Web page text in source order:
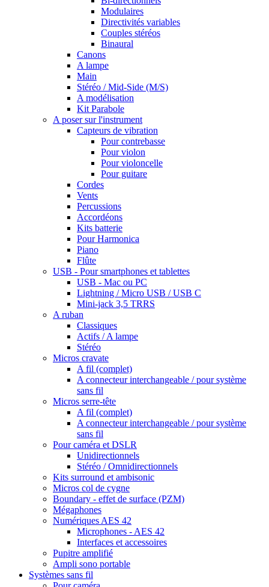
Modulaires
Directivités variables
Couples stéréos
Binaural
Canons
A lampe
Main
Stéréo / Mid-Side (M/S)
A modélisation
Kit Parabole
A poser sur l'instrument
Capteurs de vibration
Pour contrebasse
Pour violon
Pour violoncelle
Pour guitare
Cordes
Vents
Percussions
Accordéons
Kits batterie
Pour Harmonica
Piano
Flûte
USB - Pour smartphones et tablettes
USB - Mac ou PC
Lightning / Micro USB / USB C
Mini-jack 3,5 TRRS
A ruban
Classiques
Actifs / A lampe
Stéréo
Micros cravate
A fil (complet)
A connecteur interchangeable / pour système
sans fil
Micros serre-tête
A fil (complet)
A connecteur interchangeable / pour système
sans fil
Pour caméra et DSLR
Unidirectionnels
Stéréo / Omnidirectionnels
Kits surround et ambisonic
Micros col de cygne
Boundary - effet de surface (PZM)
Mégaphones
Numériques AES 42
Microphones - AES 42
Interfaces et accessoires
Pupitre amplifié
Ampli sono portable
Systèmes sans fil